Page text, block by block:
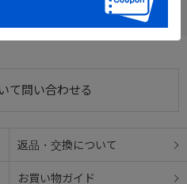
て問い合わせる
返品・交換について
お買い物ガイド